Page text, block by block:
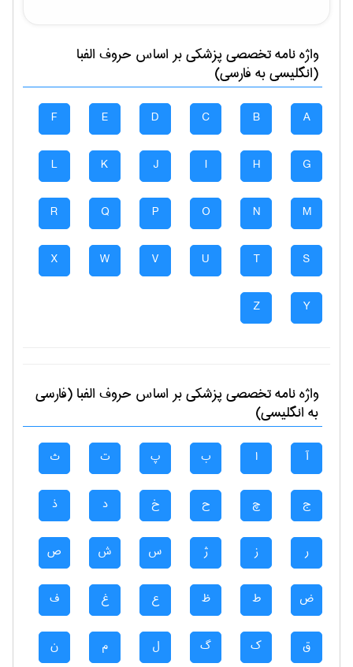
واژه نامه تخصصیپزشكیبر اساس حروف الفبا
(انگلیسی به فارسی)
A
B
C
D
E
F
G
H
I
J
K
L
M
N
O
P
Q
R
S
T
U
V
W
X
Y
Z
واژه نامه تخصصیپزشكیبر اساس حروف الفبا (فارسی
به انگلیسی)
آ ا ب پ ت ث
ج چ ح خ د ذ
ر ز ژ س ش ص
ض ط ظ ع غ ف
ق ک گ ل م ن